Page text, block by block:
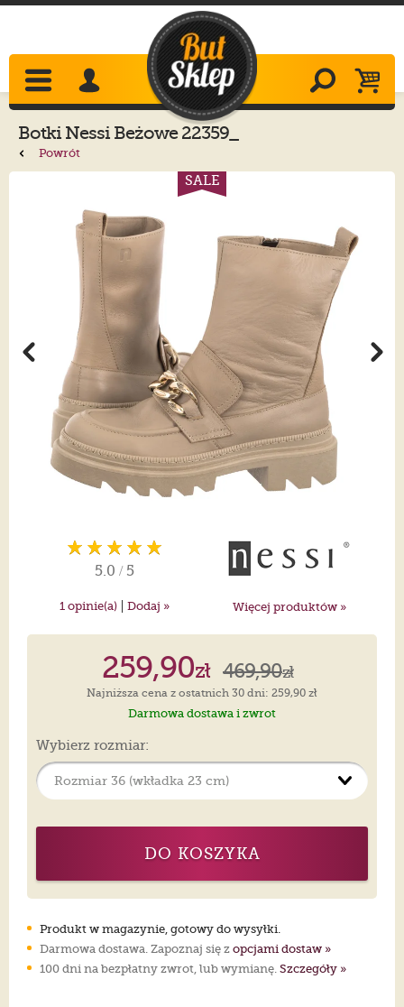
Botki Nessi Beżowe 22359_
Powrót
SALE
5.0 / 5
1 opinie(a) | Dodaj » Więcej produktów »
259,90zł 469,90zł
Najniższa cena z ostatnich 30 dni: 259,90 zł
Darmowa dostawa i zwrot
Wybierz rozmiar:
DO KOSZYKA
Produkt w magazynie, gotowy do wysyłki.
Darmowa dostawa. Zapoznaj się z opcjami dostaw »
100 dni na bezpłatny zwrot, lub wymianę. Szczegóły »